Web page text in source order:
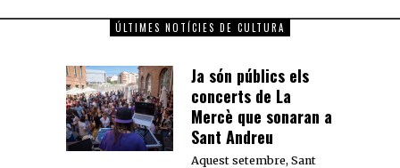
ÚLTIMES NOTÍCIES DE CULTURA
Ja són públics els
concerts de La
Mercè que sonaran a
Sant Andreu
Aquest setembre, Sant